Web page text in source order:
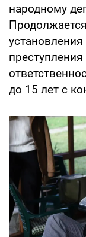
народному
установления
до 15 лет с